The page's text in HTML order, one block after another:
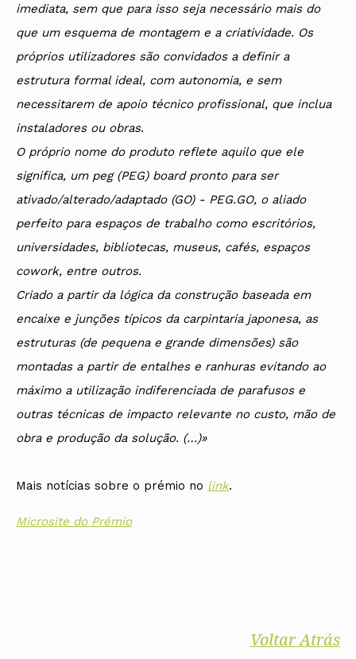
imediata, sem que para isso seja necessário mais do
que um esquema de montagem e a criatividade. Os
próprios utilizadores são convidados a definir a
estrutura formal ideal, com autonomia, e sem
necessitarem de apoio técnico profissional, que inclua
instaladores ou obras.
O próprio nome do produto reflete aquilo que ele
significa, um peg (PEG) board pronto para ser
ativado/alterado/adaptado (GO) - PEG.GO, o aliado
perfeito para espaços de trabalho como escritórios,
universidades, bibliotecas, museus, cafés, espaços
cowork, entre outros.
Criado a partir da lógica da construção baseada em
encaixe e junções típicos da carpintaria japonesa, as
estruturas (de pequena e grande dimensões) são
montadas a partir de entalhes e ranhuras evitando ao
máximo a utilização indiferenciada de parafusos e
outras técnicas de impacto relevante no custo, mão de
obra e produção da solução. (…)»
Mais notícias sobre o prémio no link.
Microsite do Prémio
Voltar Atrás